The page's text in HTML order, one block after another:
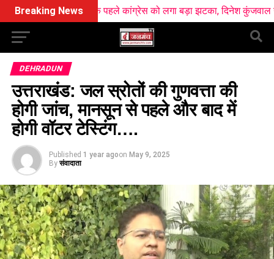
Breaking News
से ठीक पहले कांग्रेस को लगा बड़ा झटका, दिनेश कुंजवाल ने छोड़ा हाथ का
DEHRADUN
उत्तराखंड: जल स्रोतों की गुणवत्ता की
होगी जांच, मानसून से पहले और बाद में
होगी वॉटर टेस्टिंग….
Published 1 year agoon May 9, 2025
By संवादाता